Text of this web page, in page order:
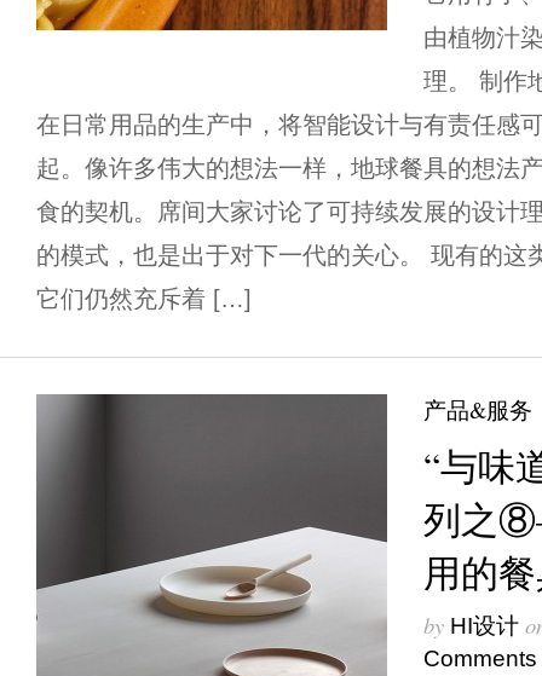
由植物汁
理。 制作
在日常用品的生产中，将智能设计与有责任感
起。像许多伟大的想法一样，地球餐具的想法
食的契机。席间大家讨论了可持续发展的设
的模式，也是出于对下一代的关心。 现有的这
它们仍然充斥着 […]
产品&服务
“与味
列之
用的
by HI设计
Comments